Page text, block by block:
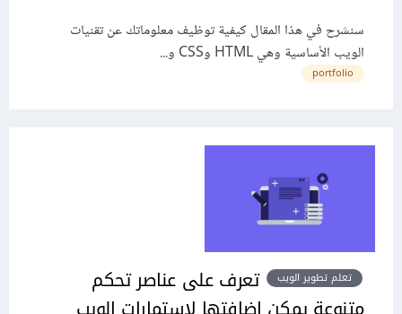
سنشرح في هذا المقال كيفية توظيف معلوماتك عن تقنيات
الويب الأساسية وهي HTML وCSS و...
portfolio
تعلم تطوير الويب
تعرف على عناصر تحكم